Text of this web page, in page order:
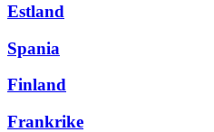
Estland
Spania
Finland
Frankrike